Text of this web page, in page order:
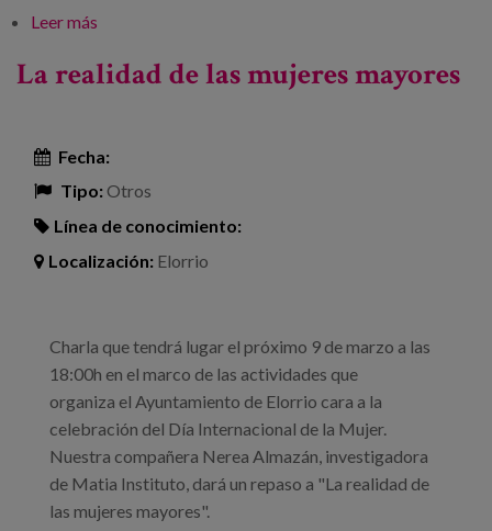
Leer más
La realidad de las mujeres mayores
Fecha:
Tipo:Otros
Línea de conocimiento:
Localización: Elorrio
Charla que tendrá lugar el próximo 9 de marzo a las
18:00h en el marco de las actividades que
organiza el Ayuntamiento de Elorrio cara a la
celebración del Día Internacional de la Mujer.
Nuestra compañera Nerea Almazán, investigadora
de Matia Instituto, dará un repaso a "La realidad de
las mujeres mayores".